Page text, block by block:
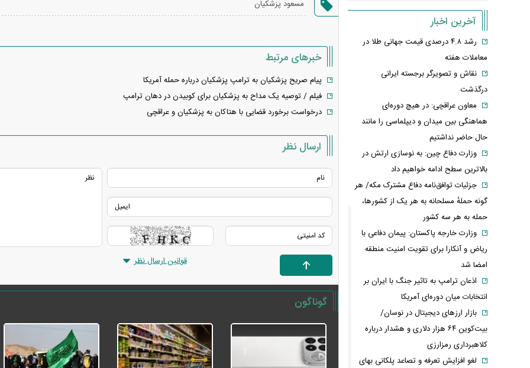
مسعود پزشکیان
خبرهای مرتبط
پیام صریح پزشکیان به ترامپ پزشکیان درباره حمله آمریکا
فیلم / توصیه یک مداح به پزشکیان برای کوبیدن در دهان ترامپ
درخواست برخورد قضایی با هتاکان به پزشکیان و عراقچی
ارسال نظر
قوانین ارسال نظر
گوناگون
آخرین اخبار
رشد ۴.۸ درصدی قیمت جهانی طلا در
معاملات هفته
نقاش و تصویرگر برجسته ایرانی
درگذشت
معاون عراقچی: در هیچ دوره‌ای
هماهنگی بین میدان و دیپلماسی را مانند
حال حاضر نداشتیم
وزارت دفاع چین: به نوسازی ارتش در
بالاترین سطح ادامه خواهیم داد
جزئیات توافق‌نامه دفاع مشترک مکه/ هر
گونه حملهٔ مسلحانه به هر یک از کشورها،
حمله به هر سه کشور
وزارت خارجه پاکستان: پیمان دفاعی با
ریاض و آنکارا برای تقویت امنیت منطقه
امضا شد
اذعان ترامپ به تاثیر جنگ با ایران بر
انتخابات میان دوره‌ای آمریکا
بازار ارزهای دیجیتال در نوسان/
بیت‌کوین ۶۴ هزار دلاری و هشدار درباره
کلاهبرداری رمزارزی
لغو افزایش تعرفه و تصاعد پلکانی بهای